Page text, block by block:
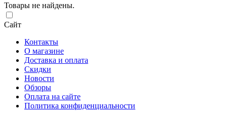
Товары не найдены.
Сайт
Контакты
О магазине
Доставка и оплата
Скидки
Новости
Обзоры
Оплата на сайте
Политика конфиденциальности